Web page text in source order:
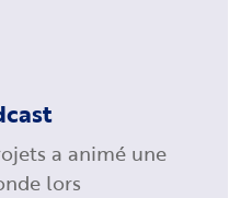
a animé une
lors